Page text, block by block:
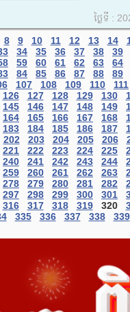
ថ្ងៃទី :
8 9 10 11 12 13 14
34 35 36 37 38
39
59 60 61 62 63
64
84 85 86 87 88
89
107 108 109 110
111
126 127 128 129 130
145 146 147 148 149
164 165 166 167 168
183 184 185 186 187
202 203 204 205 206
221 222 223 224 225
240 241 242 243 244
259 260 261 262 263
278 279 280 281 282
297 298 299 300 301
316 317 318 319 320
335 336 337 338 339